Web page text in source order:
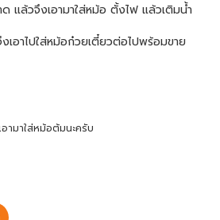
ด แล้วจึงเอามาใส่หม้อ ตั้งไฟ แล้วเติมน้ำ
เอาไปใส่หม้อก๋วยเตี๋ยวต่อไปพร้อมขาย
ามาใส่หม้อต้มนะครับ